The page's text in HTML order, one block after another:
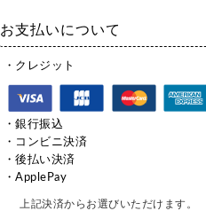
お支払いについて
・クレジット
・銀行振込
・コンビニ決済
・後払い決済
・ApplePay
上記決済からお選びいただけます。